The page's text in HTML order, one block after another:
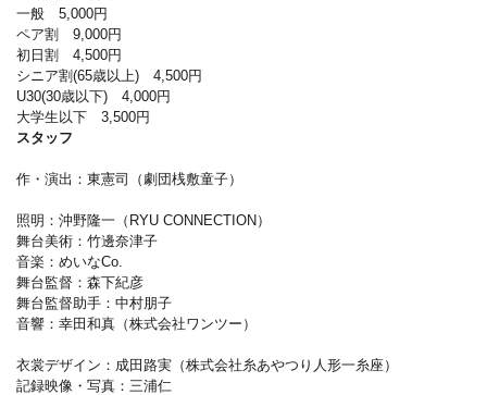
一般 5,000円
ペア割 9,000円
初日割 4,500円
シニア割(65歳以上) 4,500円
U30(30歳以下) 4,000円
大学生以下 3,500円
スタッフ
作・演出：東憲司（劇団桟敷童子）
照明：沖野隆一（RYU CONNECTION）
舞台美術：竹邊奈津子
音楽：めいなCo.
舞台監督：森下紀彦
舞台監督助手：中村朋子
音響：幸田和真（株式会社ワンツー）
衣裳デザイン：成田路実（株式会社糸あやつり人形一糸座）
記録映像・写真：三浦仁